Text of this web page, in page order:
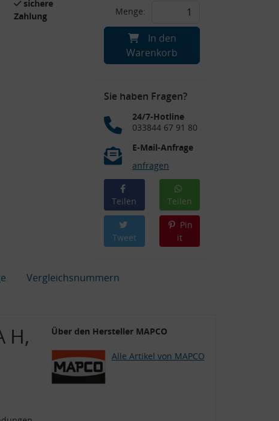
sichere
Zahlung
Menge:
In den
Warenkorb
Sie haben Fragen?
24/7-Hotline
033844 67 91 80
E-Mail-Anfrage
anfragen
Teilen Teilen
Tweet
Pin
it
Vergleichsnummern
H,
Über den Hersteller MAPCO
Alle Artikel von MAPCO